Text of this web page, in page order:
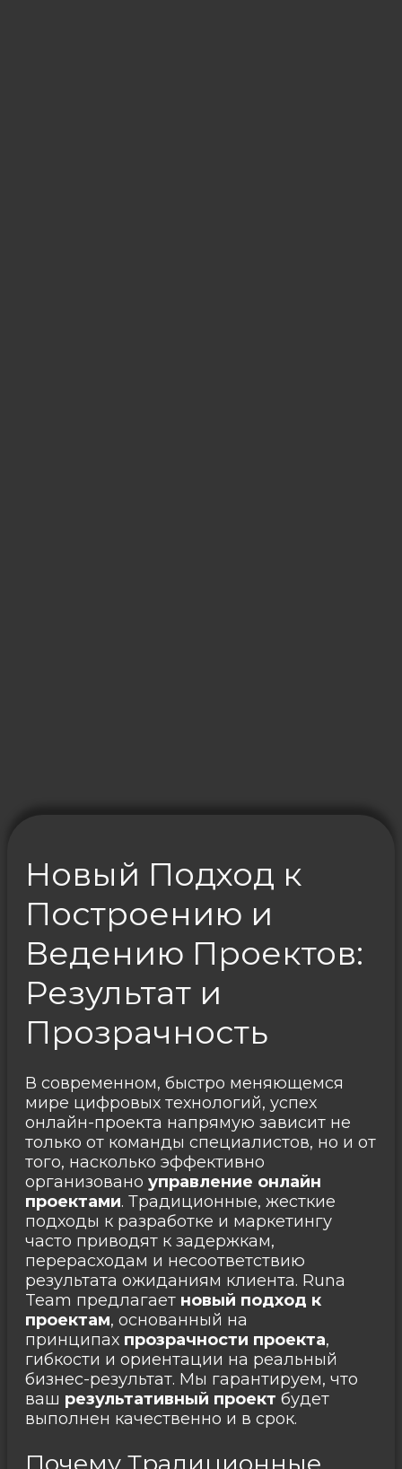
Новый Подход к
Построению и
Ведению Проектов:
Результат и
Прозрачность
В современном, быстро меняющемся
мире цифровых технологий, успех
онлайн-проекта напрямую зависит не
только от команды специалистов, но и от
того, насколько эффективно
организовано управление онлайн
проектами. Традиционные, жесткие
подходы к разработке и маркетингу
часто приводят к задержкам,
перерасходам и несоответствию
результата ожиданиям клиента. Runa
Team предлагает новый подход к
проектам, основанный на
принципах прозрачности проекта,
гибкости и ориентации на реальный
бизнес-результат. Мы гарантируем, что
ваш результативный проект будет
выполнен качественно и в срок.